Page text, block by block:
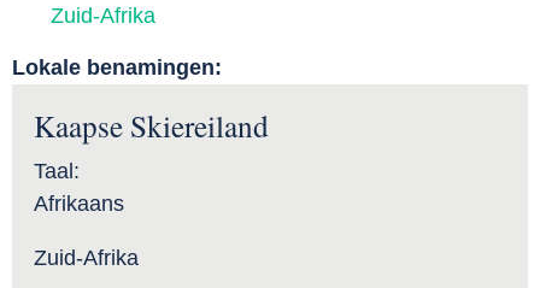
Zuid-Afrika
Lokale benamingen:
Kaapse Skiereiland
Taal:
Afrikaans
Zuid-Afrika